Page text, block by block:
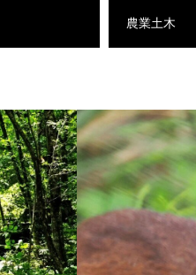
農業土木